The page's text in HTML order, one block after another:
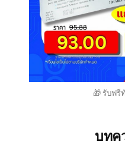
🎁 รับฟรี
บทค